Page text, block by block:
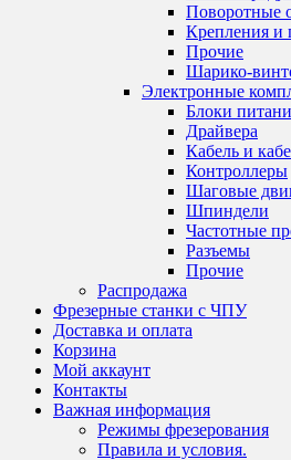
Поворотные
Крепления
Прочие
Шарико-
Электронные
Блоки
Драйвера
Кабель и
Контроллеры
Шаговые
Шпиндели
Частотные
Разъемы
Прочие
Распродажа
Фрезерные станки с ЧПУ
Доставка и оплата
Корзина
Мой аккаунт
Контакты
Важная информация
Режимы фрезерования
Правила и условия.